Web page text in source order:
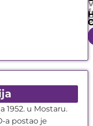
1952. u Mostaru.
a postao je